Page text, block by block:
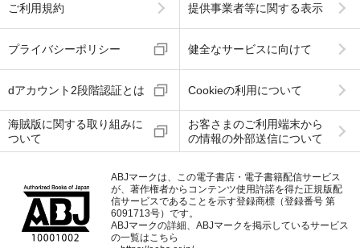
ご利用規約 提供事業者等に関する表示
プライバシーポリシー 健全なサービスに向けて
dアカウント2段階認証とは Cookieの利用について
海賊版に関する取り組みに
ついて
お客さまのご利用端末から
の情報の外部送信について
ABJマークは、この電子書店・電子書籍配信サービス
が、著作権者からコンテンツ使用許諾を得た正規版配
信サービスであることを示す登録商標（登録番号 第
6091713号）です。
ABJマークの詳細、ABJマークを掲示しているサービス
の一覧はこちら